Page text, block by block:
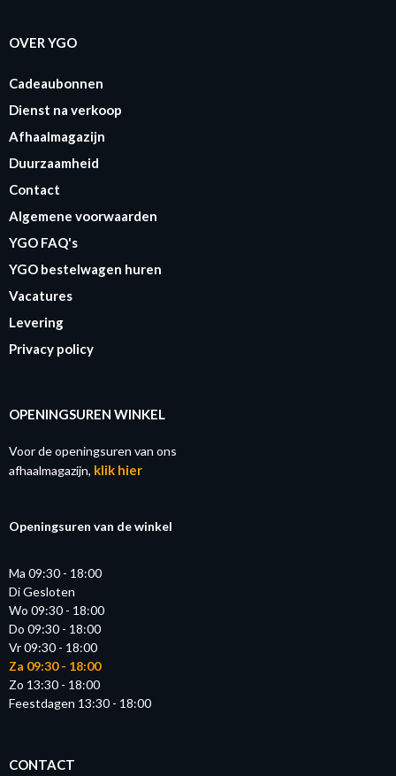
OVER YGO
Cadeaubonnen
Dienst na verkoop
Afhaalmagazijn
Duurzaamheid
Contact
Algemene voorwaarden
YGO FAQ's
YGO bestelwagen huren
Vacatures
Levering
Privacy policy
OPENINGSUREN WINKEL
Voor de openingsuren van ons
afhaalmagazijn, klik hier
Openingsuren van de winkel
Ma 09:30 - 18:00
Di Gesloten
Wo 09:30 - 18:00
Do 09:30 - 18:00
Vr 09:30 - 18:00
Za 09:30 - 18:00
Zo 13:30 - 18:00
Feestdagen 13:30 - 18:00
CONTACT